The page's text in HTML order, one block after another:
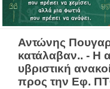
Αντώνης
κατάλαβαν.. - Η
υβριστική
προς την Εφ.